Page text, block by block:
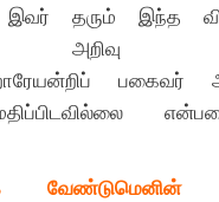
இவர் தரும் இந்த
அறிவு
பகைவர்
வேண்டுமெனின்